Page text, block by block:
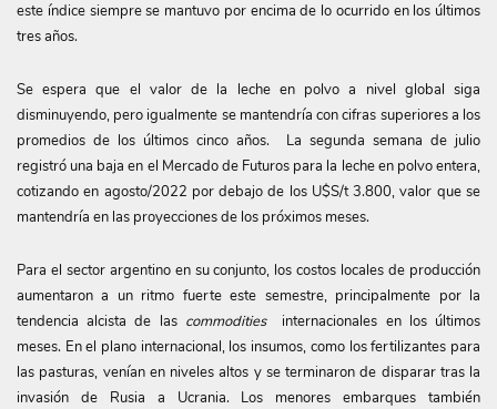
este índice siempre se mantuvo por encima de lo ocurrido en los últimos
tres años.
Se espera que el valor de la leche en polvo a nivel global siga
disminuyendo, pero igualmente se mantendría con cifras superiores a los
promedios de los últimos cinco años. La segunda semana de julio
registró una baja en el Mercado de Futuros para la leche en polvo entera,
cotizando en agosto/2022 por debajo de los U$S/t 3.800, valor que se
mantendría en las proyecciones de los próximos meses.
Para el sector argentino en su conjunto, los costos locales de producción
aumentaron a un ritmo fuerte este semestre, principalmente por la
tendencia alcista de las commodities
internacionales en los últimos
meses. En el plano internacional, los insumos, como los fertilizantes para
las pasturas, venían en niveles altos y se terminaron de disparar tras la
invasión de Rusia a Ucrania. Los menores embarques también